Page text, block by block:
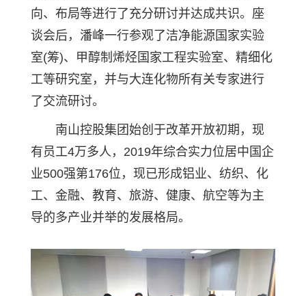
向、布局等进行了充分研讨并达成共识。座
谈会后，潘峰一行参观了洁净能源国家实验
室(筹)、甲醇制烯烃国家工程实验室、精细化
工等研究室，并与大连化物所有关专家进行
了交流研讨。
南山控股集团始创于改革开放初期，现
有员工4万多人，2019年综合实力位居中国企
业500强第176位，现已形成铝业、纺织、化
工、金融、教育、旅游、健康、航空等为主
导的多产业并举的发展格局。